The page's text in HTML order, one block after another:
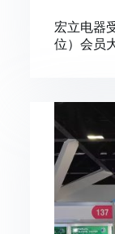
宏立电器
位）会员